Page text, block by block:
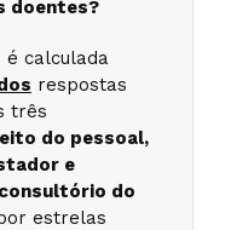
doentes?
calculada
respostas
três
do pessoal,
e
do
estrelas